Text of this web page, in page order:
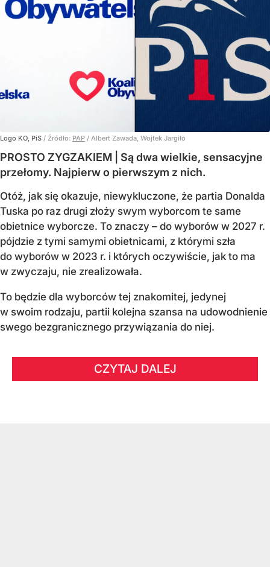
Logo KO, PiS / Źródło: PAP / Albert Zawada, Wojtek Jargiło
PROSTO ZYGZAKIEM | Są dwa wielkie, sensacyjne
przełomy. Najpierw o pierwszym z nich.
Otóż, jak się okazuje, niewykluczone, że partia Donalda
Tuska po raz drugi złoży swym wyborcom te same
obietnice wyborcze. To znaczy – do wyborów w 2027 r.
pójdzie z tymi samymi obietnicami, z którymi szła
do wyborów w 2023 r. i których oczywiście, jak to ma
w zwyczaju, nie zrealizowała.
To będzie dla wyborców tej znakomitej, jedynej
w swoim rodzaju, partii kolejna szansa na udowodnienie
swego bezgranicznego przywiązania do niej.
CZYTAJ DALEJ